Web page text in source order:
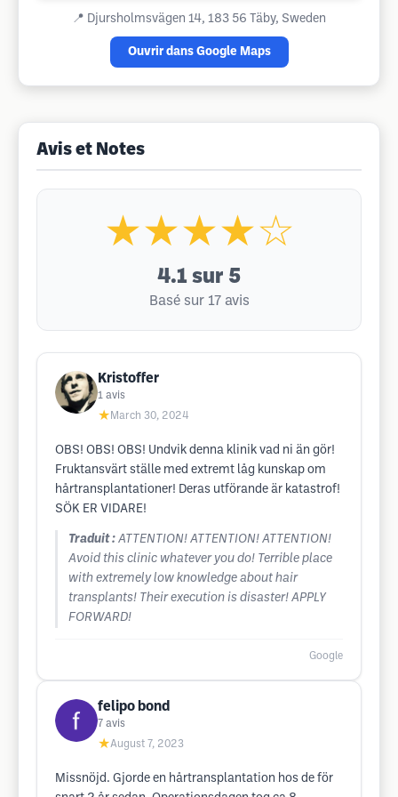
📍 Djursholmsvägen 14, 183 56 Täby, Sweden
Ouvrir dans Google Maps
Avis et Notes
★★★★☆
4.1 sur 5
Basé sur 17 avis
Kristoffer
1 avis
★ March 30, 2024
OBS! OBS! OBS! Undvik denna klinik vad ni än gör!
Fruktansvärt ställe med extremt låg kunskap om
hårtransplantationer! Deras utförande är katastrof!
SÖK ER VIDARE!
Traduit : ATTENTION! ATTENTION! ATTENTION!
Avoid this clinic whatever you do! Terrible place
with extremely low knowledge about hair
transplants! Their execution is disaster! APPLY
FORWARD!
Google
felipo bond
7 avis
★August 7, 2023
Missnöjd. Gjorde en hårtransplantation hos de för